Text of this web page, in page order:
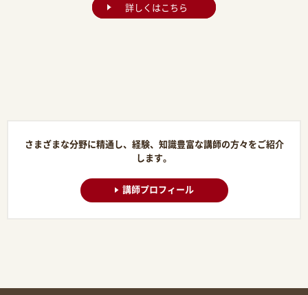
詳しくはこちら
さまざまな分野に精通し、経験、知識豊富な講師の方々をご紹介
します。
講師プロフィール